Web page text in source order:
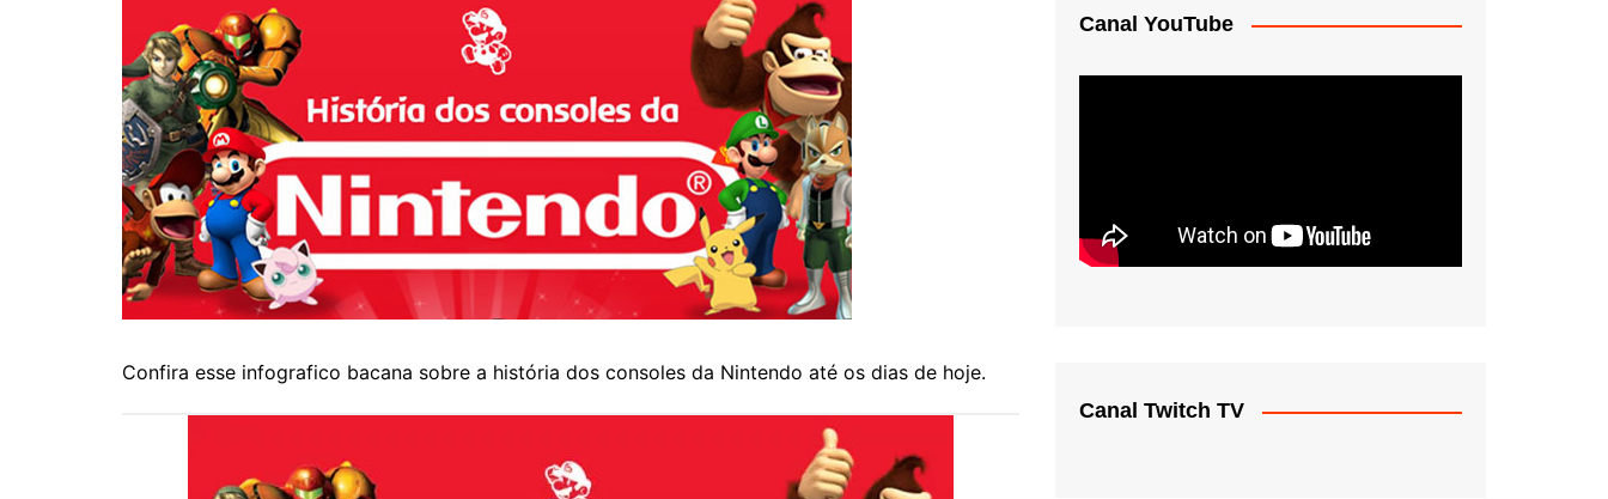
Confira esse infografico bacana sobre a história dos consoles da Nintendo até os dias de hoje.
Canal YouTube
Canal Twitch TV